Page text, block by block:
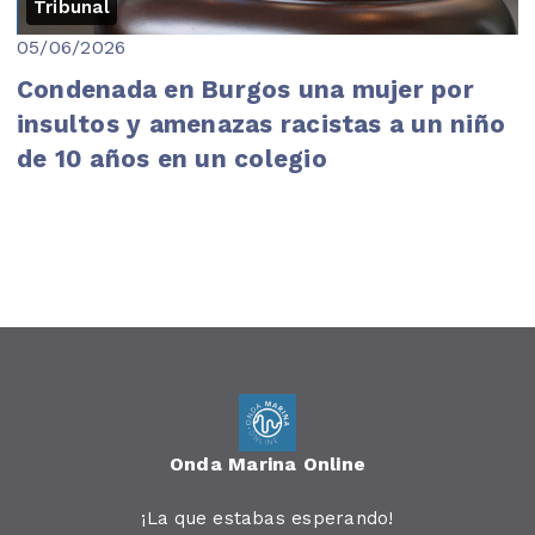
Tribunal
05/06/2026
Condenada en Burgos una mujer por
insultos y amenazas racistas a un niño
de 10 años en un colegio
Onda Marina Online
¡La que estabas esperando!